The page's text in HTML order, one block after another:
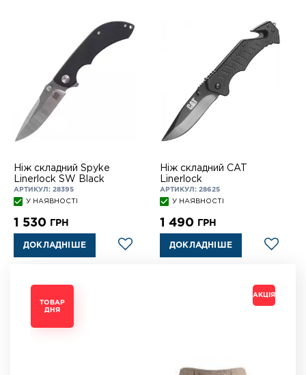
Ніж складний Spyke
Linerlock SW Black
АРТИКУЛ: 28395
У НАЯВНОСТІ
1 530 ГРН
ДОКЛАДНІШЕ
Ніж складний CAT
Linerlock
АРТИКУЛ: 28625
У НАЯВНОСТІ
1 490 ГРН
ДОКЛАДНІШЕ
ТОВАР
ДНЯ
АКЦІЯ
ТОВАР
ДНЯ
АКЦІЯ
ТОВАР
ДНЯ
АКЦІЯ
ТОВАР
ДНЯ
АКЦІЯ